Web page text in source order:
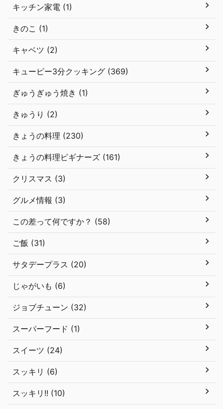
キッチン家電 (1)
きのこ (1)
キャベツ (2)
キューピー3分クッキング (369)
ぎゅうぎゅう焼き (1)
きゅうり (2)
きょうの料理 (230)
きょうの料理ビギナーズ (161)
クリスマス (3)
グルメ情報 (3)
この差って何ですか？ (58)
ご飯 (31)
サタデープラス (20)
じゃがいも (6)
ジョブチューン (32)
スーパーフード (1)
スイーツ (24)
スッキリ (6)
スッキリ!! (10)